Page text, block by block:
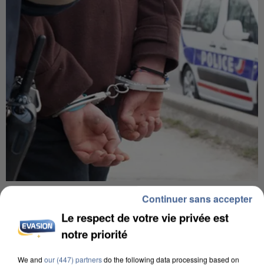
L’UN DES FONDATEURS SUPPOSÉS DE LA DZ
MAFIA INTERPELLÉ EN ALGÉRIE
Le respect de votre vie privée est
notre priorité
We and our (447) partnersdo the following data processing based on
Continuer sans accepter